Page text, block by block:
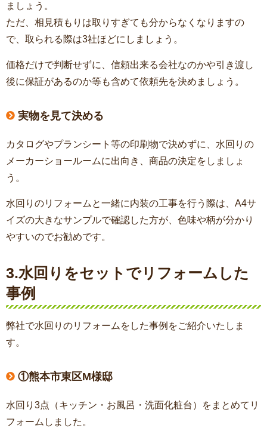
ましょう。
ただ、相見積もりは取りすぎても分からなくなりますの
で、取られる際は3社ほどにしましょう。
価格だけで判断せずに、信頼出来る会社なのかや引き渡し
後に保証があるのか等も含めて依頼先を決めましょう。
実物を見て決める
カタログやプランシート等の印刷物で決めずに、水回りの
メーカーショールームに出向き、商品の決定をしましょ
う。
水回りのリフォームと一緒に内装の工事を行う際は、A4サ
イズの大きなサンプルで確認した方が、色味や柄が分かり
やすいのでお勧めです。
3.水回りをセットでリフォームした
事例
弊社で水回りのリフォームをした事例をご紹介いたしま
す。
①熊本市東区M様邸
水回り3点（キッチン・お風呂・洗面化粧台）をまとめてリ
フォームしました。